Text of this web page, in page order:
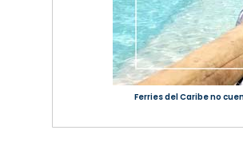
Ferries del Caribe no